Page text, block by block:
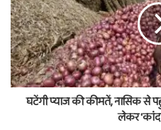
घटेंगी प्याज की कीमतें, नासिक से
लेकर